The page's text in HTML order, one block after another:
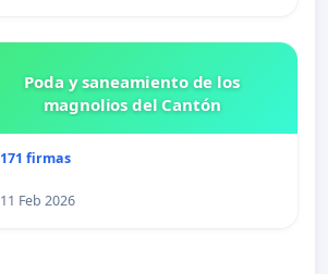
Poda y saneamiento de los
magnolios del Cantón
171 firmas
11 Feb 2026